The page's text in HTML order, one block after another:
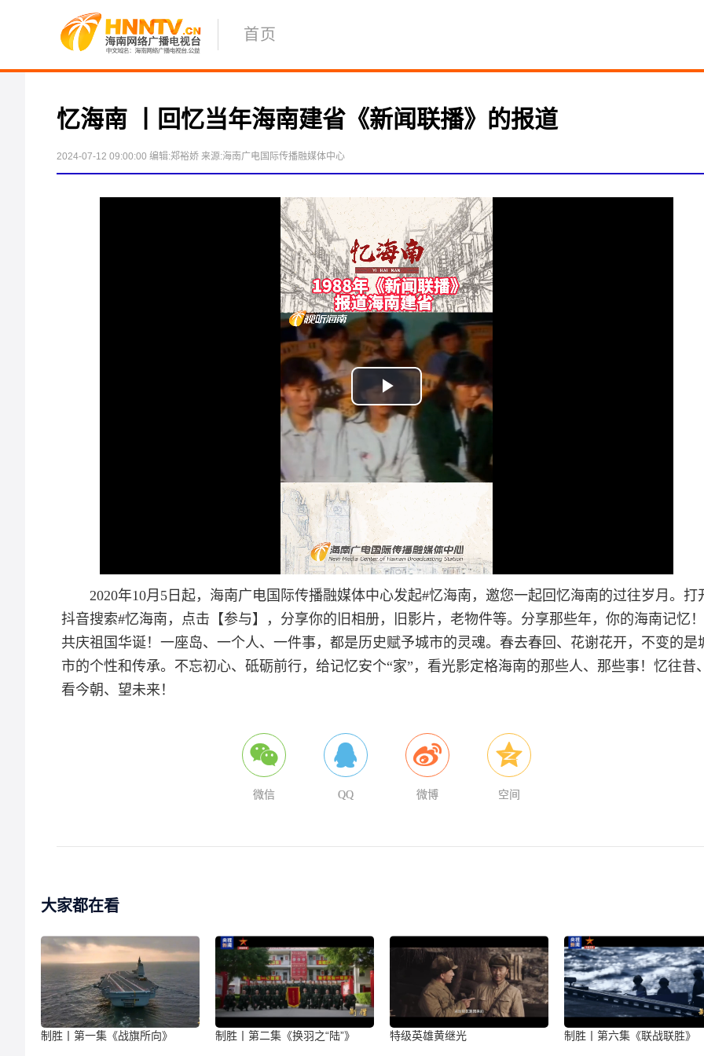
首页
忆海南 丨回忆当年海南建省《新闻联播》的报道
2024-07-12 09:00:00 编辑:郑裕娇 来源:海南广电国际传播融媒体中心
P
l
a
V
i
d
e
2020年10月5日起，海南广电国际传播融媒体中心发起#忆海南，邀您一起回忆海南的过往岁月。打
抖音搜索#忆海南，点击【参与】，分享你的旧相册，旧影片，老物件等。分享那些年，你的海南记忆！
共庆祖国华诞！一座岛、一个人、一件事，都是历史赋予城市的灵魂。春去春回、花谢花开，不变的是
市的个性和传承。不忘初心、砥砺前行，给记忆安个“家”，看光影定格海南的那些人、那些事！忆往昔、
看今朝、望未来！
微信 QQ 微博 空间
大家都在看
制胜丨第一集《战旗所向》 制胜丨第二集《换羽之“陆”》 特级英雄黄继光 制胜丨第六集《联战联胜》